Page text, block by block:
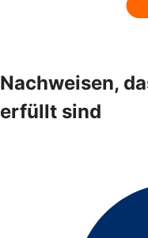
Nachweisen,
erfüllt sind